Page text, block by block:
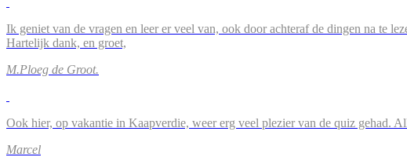
Ik geniet van de vragen en leer er veel van, ook door achteraf de dingen na te
Hartelijk dank, en groet,
M.Ploeg de Groot.
Ook hier, op vakantie in Kaapverdie, weer erg veel plezier van de quiz gehad.
Marcel